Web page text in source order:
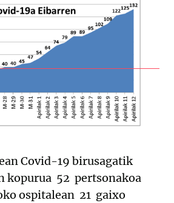
Covid-19 birusagatik
kopurua 52 pertsonakoa
ospitalean 21 gaixo